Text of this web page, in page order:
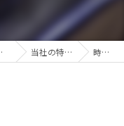
オプトン 当社の特徴 時計